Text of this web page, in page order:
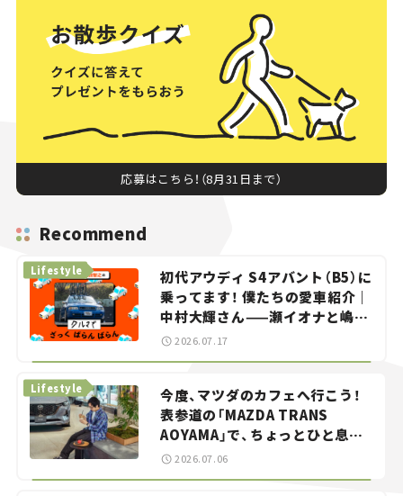
応募はこちら！（8月31日まで）
Recommend
初代アウディ S4アバント（B5）に
乗ってます！ 僕たちの愛車紹介｜
中村大輝さん——瀬イオナと嶋田
智之の「クルマでざっくばらんば
らん！」＃20
Lifestyle
2026.07.17
今度、マツダのカフェへ行こう！
表参道の「MAZDA TRANS
AOYAMA」で、ちょっとひと息。
——連載｜CCGとクルマでどうす
Lifestyle
2026.07.06